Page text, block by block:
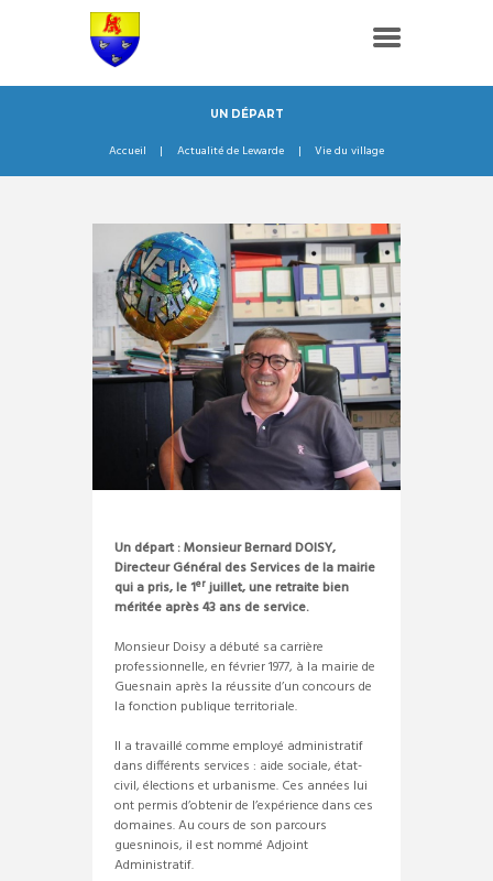
UN DÉPART
Accueil Actualité de Lewarde Vie du village
Un départ : Monsieur Bernard DOISY,
Directeur Général des Services de la mairie
qui a pris, le 1erjuillet, une retraite bien
méritée après 43 ans de service.
Monsieur Doisy a débuté sa carrière
professionnelle, en février 1977, à la mairie de
Guesnain après la réussite d’un concours de
la fonction publique territoriale.
Il a travaillé comme employé administratif
dans différents services : aide sociale, état-
civil, élections et urbanisme. Ces années lui
ont permis d’obtenir de l’expérience dans ces
domaines. Au cours de son parcours
guesninois, il est nommé Adjoint
Administratif.